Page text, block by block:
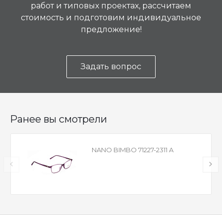
работ и типовых проектах, рассчитаем
стоимость и подготовим индивидуальное
предложение!
Задать вопрос
Ранее вы смотрели
NANO BIMBO 71227-2311 A